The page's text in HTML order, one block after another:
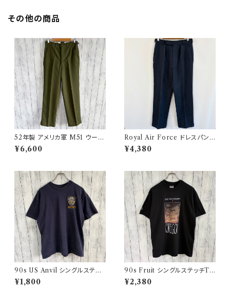
その他の商品
52年製 アメリカ軍 M51 ウール
パンツ ミリタリーパンツ スラッ
クス ヴィンテージ US ARMY 1
¥6,600
Royal Air Force ドレスパンツ
イギリス軍 スラックス ミリタリ
ーパンツ 8
¥4,380
90s US Anvil シングルステッ
チTシャツ ニューヨーク警察 ヴ
ィンテージ
¥1,800
90s Fruit シングルステッチTシ
ャツ プリントT
¥2,380